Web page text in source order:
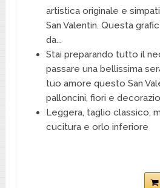
artistica originale e
San Valentin. Questa
da...
Stai preparando tutto il
passare una bellissima
tuo amore questo San
palloncini, fiori e
Leggera, taglio classico,
cucitura e orlo inferiore